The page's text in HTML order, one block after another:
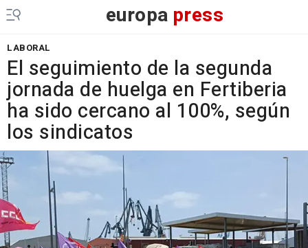
europa press
LABORAL
El seguimiento de la segunda
jornada de huelga en Fertiberia
ha sido cercano al 100%, según
los sindicatos